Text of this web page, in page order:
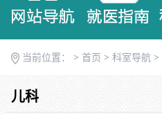
当前位置： > 首页 > 科室导航 >
儿科